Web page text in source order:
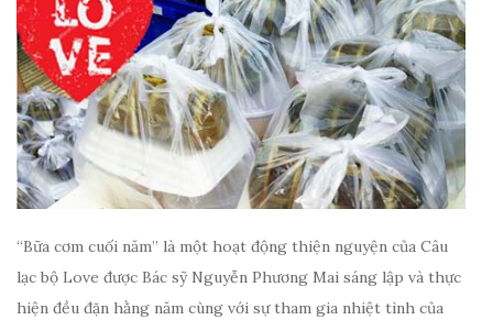
“Bữa cơm cuối năm” là một hoạt động thiện nguyện của Câu
lạc bộ Love được Bác sỹ Nguyễn Phương Mai sáng lập và thực
hiện đều đặn hằng năm cùng với sự tham gia nhiệt tình của